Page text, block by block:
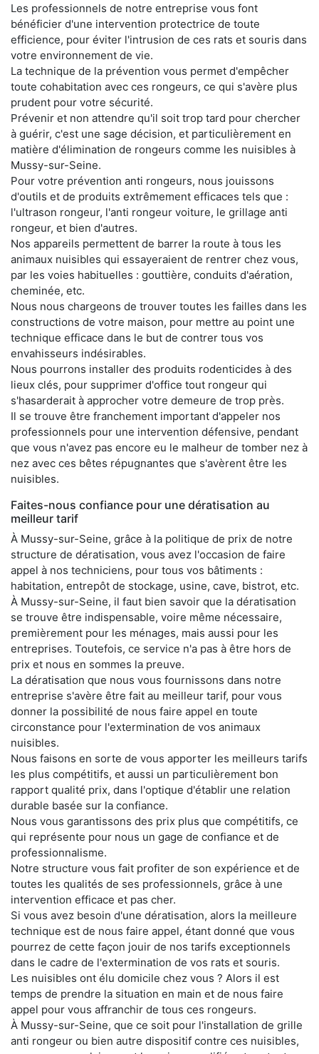
Les professionnels de notre entreprise vous font
bénéficier d'une intervention protectrice de toute
efficience, pour éviter l'intrusion de ces rats et souris dans
votre environnement de vie.
La technique de la prévention vous permet d'empêcher
toute cohabitation avec ces rongeurs, ce qui s'avère plus
prudent pour votre sécurité.
Prévenir et non attendre qu'il soit trop tard pour chercher
à guérir, c'est une sage décision, et particulièrement en
matière d'élimination de rongeurs comme les nuisibles à
Mussy-sur-Seine.
Pour votre prévention anti rongeurs, nous jouissons
d'outils et de produits extrêmement efficaces tels que :
l'ultrason rongeur, l'anti rongeur voiture, le grillage anti
rongeur, et bien d'autres.
Nos appareils permettent de barrer la route à tous les
animaux nuisibles qui essayeraient de rentrer chez vous,
par les voies habituelles : gouttière, conduits d'aération,
cheminée, etc.
Nous nous chargeons de trouver toutes les failles dans les
constructions de votre maison, pour mettre au point une
technique efficace dans le but de contrer tous vos
envahisseurs indésirables.
Nous pourrons installer des produits rodenticides à des
lieux clés, pour supprimer d'office tout rongeur qui
s'hasarderait à approcher votre demeure de trop près.
Il se trouve être franchement important d'appeler nos
professionnels pour une intervention défensive, pendant
que vous n'avez pas encore eu le malheur de tomber nez à
nez avec ces bêtes répugnantes que s'avèrent être les
nuisibles.
Faites-nous confiance pour une dératisation au
meilleur tarif
À Mussy-sur-Seine, grâce à la politique de prix de notre
structure de dératisation, vous avez l'occasion de faire
appel à nos techniciens, pour tous vos bâtiments :
habitation, entrepôt de stockage, usine, cave, bistrot, etc.
À Mussy-sur-Seine, il faut bien savoir que la dératisation
se trouve être indispensable, voire même nécessaire,
premièrement pour les ménages, mais aussi pour les
entreprises. Toutefois, ce service n'a pas à être hors de
prix et nous en sommes la preuve.
La dératisation que nous vous fournissons dans notre
entreprise s'avère être fait au meilleur tarif, pour vous
donner la possibilité de nous faire appel en toute
circonstance pour l'extermination de vos animaux
nuisibles.
Nous faisons en sorte de vous apporter les meilleurs tarifs
les plus compétitifs, et aussi un particulièrement bon
rapport qualité prix, dans l'optique d'établir une relation
durable basée sur la confiance.
Nous vous garantissons des prix plus que compétitifs, ce
qui représente pour nous un gage de confiance et de
professionnalisme.
Notre structure vous fait profiter de son expérience et de
toutes les qualités de ses professionnels, grâce à une
intervention efficace et pas cher.
Si vous avez besoin d'une dératisation, alors la meilleure
technique est de nous faire appel, étant donné que vous
pourrez de cette façon jouir de nos tarifs exceptionnels
dans le cadre de l'extermination de vos rats et souris.
Les nuisibles ont élu domicile chez vous ? Alors il est
temps de prendre la situation en main et de nous faire
appel pour vous affranchir de tous ces rongeurs.
À Mussy-sur-Seine, que ce soit pour l'installation de grille
anti rongeur ou bien autre dispositif contre ces nuisibles,